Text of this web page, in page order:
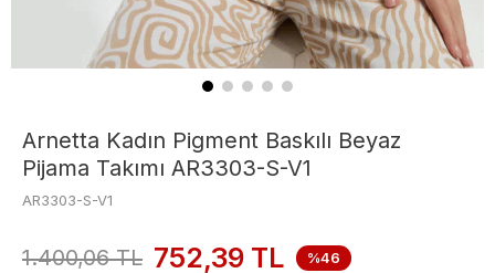
Arnetta Kadın Pigment Baskılı Beyaz
Pijama Takımı AR3303-S-V1
AR3303-S-V1
1.400,06TL 752,39 TL %46